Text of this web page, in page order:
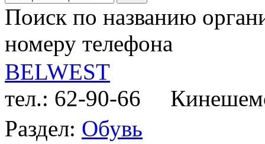
Поиск по названию
номеру телефона
BELWEST
тел.: 62-90-66
Раздел: Обувь